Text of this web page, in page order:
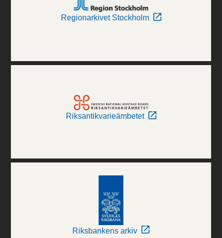
Regionarkivet Stockholm
Riksantikvarieämbetet
Riksbankens arkiv